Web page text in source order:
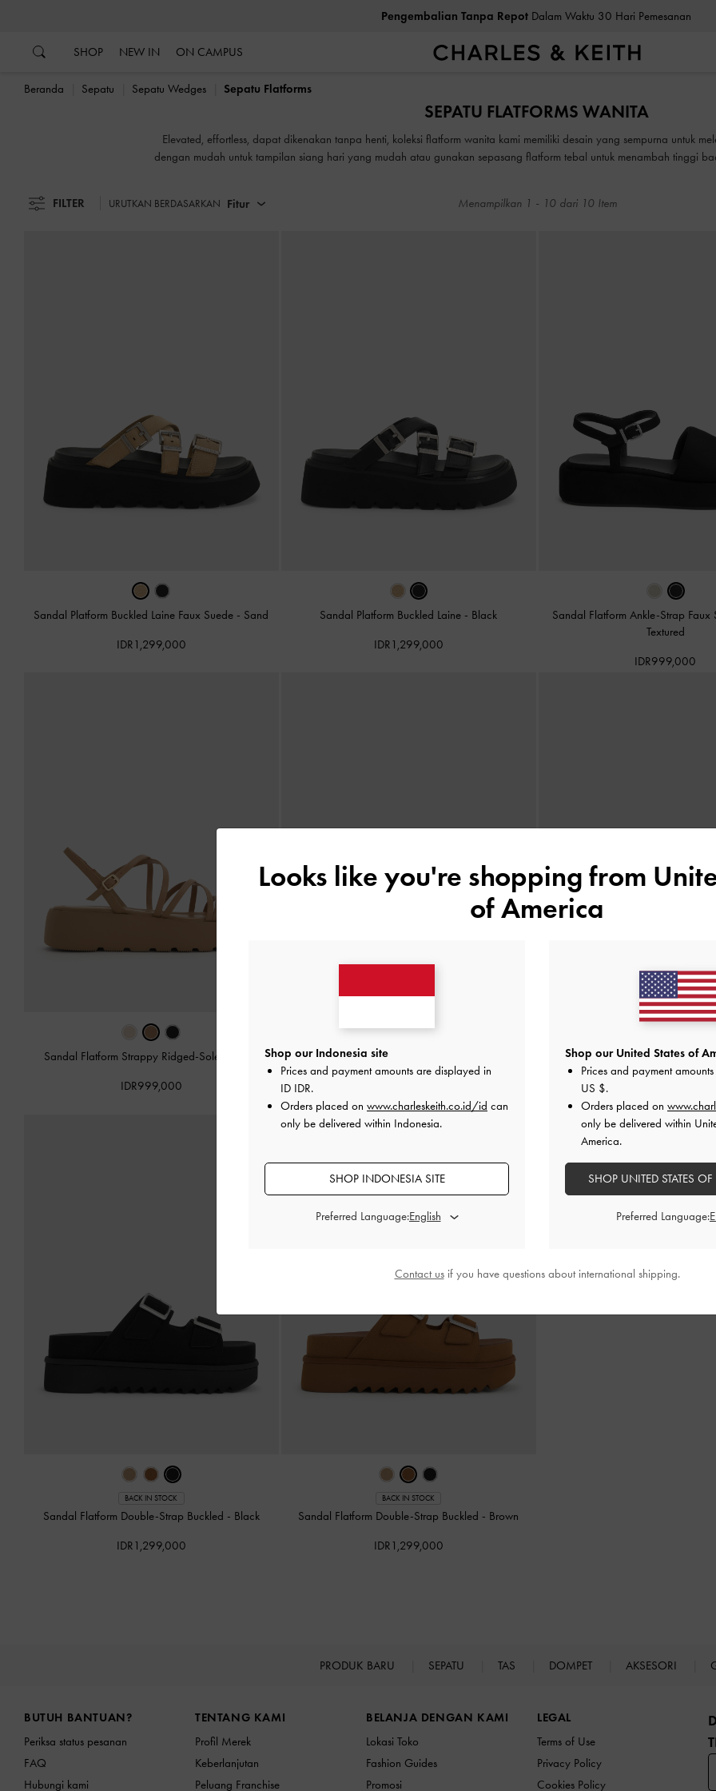
Pengembalian Tanpa RepotDalam Waktu 30 Hari Pemesanan
SHOP NEW IN ON CAMPUS
Beranda Sepatu Sepatu Wedges Sepatu Flatforms
SEPATU FLATFORMS WANITA
Elevated, effortless, dapat dikenakan tanpa henti, koleksi flatform wanita kami memiliki desain yang sempurna untuk
dengan mudah untuk tampilan siang hari yang mudah atau gunakan sepasang flatform tebal untuk menambah tinggi
FILTER URUTKAN BERDASARKAN Fitur Menampilkan 1 - 10 dari 10 Item
Sandal Platform Buckled Laine Faux Suede - Sand
IDR1,299,000
Sandal Platform Buckled Laine - Black
IDR1,299,000
Sandal Flatform Ankle-Strap Faux
Textured
IDR999,000
Sandal Flatform Strappy Ridged-Sole
IDR999,000
Sandal Flatform Strappy Ridged-Sole Sandal Flatform Strappy
BACK IN STOCK
Sandal Flatform Double-Strap Buckled - Black
IDR1,299,000
BACK IN STOCK
Sandal Flatform Double-Strap Buckled - Brown
IDR1,299,000
PRODUK BARU SEPATU TAS DOMPET AKSESORI
BUTUH BANTUAN?
Periksa status pesanan
FAQ
Hubungi kami
TENTANG KAMI
Profil Merek
Keberlanjutan
Peluang Franchise
BELANJA DENGAN KAMI
Lokasi Toko
Fashion Guides
Promosi
LEGAL
Terms of Use
Privacy Policy
Cookies Policy
Looks like you're shopping from
of America
Shop our Indonesia site
Prices and payment amounts are displayed in
ID IDR.
Orders placed on www.charleskeith.co.id/id can
only be delivered within Indonesia.
SHOP INDONESIA SITE
Preferred Language:
Shop our United States of
Prices and payment
US $.
Orders placed on
only be delivered within
America.
SHOP UNITED STATES
Preferred Language:
Contact usif you have questions about international shipping.